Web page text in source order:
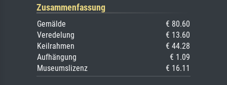
Zusammenfassung
Gemälde
€ 80.60
Veredelung
€ 13.60
Keilrahmen
€ 44.28
Aufhängung
€ 1.09
Museumslizenz
€ 16.11